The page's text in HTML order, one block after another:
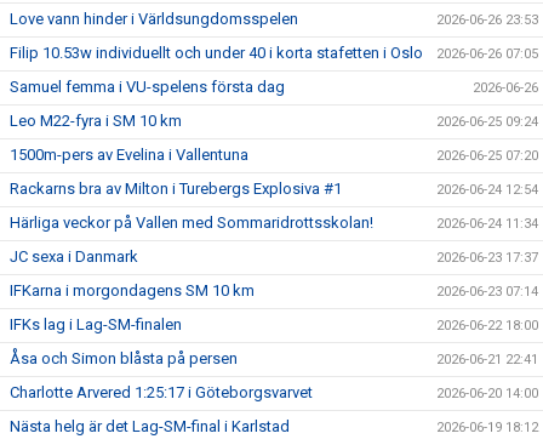
Love vann hinder i Världsungdomsspelen 2026-06-26 23:53
Filip 10.53w individuellt och under 40 i korta stafetten i Oslo 2026-06-26 07:05
Samuel femma i VU-spelens första dag 2026-06-26
Leo M22-fyra i SM 10 km 2026-06-25 09:24
1500m-pers av Evelina i Vallentuna 2026-06-25 07:20
Rackarns bra av Milton i Turebergs Explosiva #1 2026-06-24 12:54
Härliga veckor på Vallen med Sommaridrottsskolan! 2026-06-24 11:34
JC sexa i Danmark 2026-06-23 17:37
IFKarna i morgondagens SM 10 km 2026-06-23 07:14
IFKs lag i Lag-SM-finalen 2026-06-22 18:00
Åsa och Simon blåsta på persen 2026-06-21 22:41
Charlotte Arvered 1:25:17 i Göteborgsvarvet 2026-06-20 14:00
Nästa helg är det Lag-SM-final i Karlstad 2026-06-19 18:12